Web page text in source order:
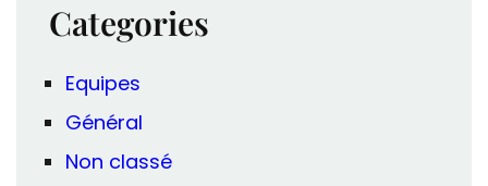
Categories
Equipes
Général
Non classé